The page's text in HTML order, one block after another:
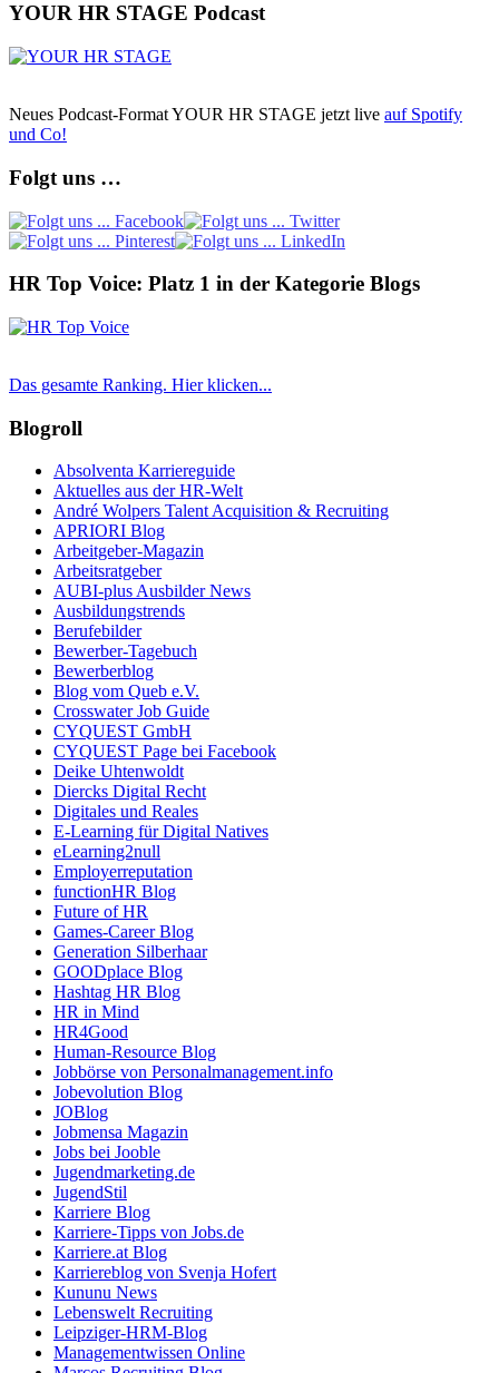
YOUR HR STAGE Podcast
Neues Podcast-Format YOUR HR STAGE jetzt live auf Spotify
und Co!
Folgt uns …
HR Top Voice: Platz 1 in der Kategorie Blogs
Das gesamte Ranking. Hier klicken...
Blogroll
Absolventa Karriereguide
Aktuelles aus der HR-Welt
André Wolpers Talent Acquisition & Recruiting
APRIORI Blog
Arbeitgeber-Magazin
Arbeitsratgeber
AUBI-plus Ausbilder News
Ausbildungstrends
Berufebilder
Bewerber-Tagebuch
Bewerberblog
Blog vom Queb e.V.
Crosswater Job Guide
CYQUEST GmbH
CYQUEST Page bei Facebook
Deike Uhtenwoldt
Diercks Digital Recht
Digitales und Reales
E-Learning für Digital Natives
eLearning2null
Employerreputation
functionHR Blog
Future of HR
Games-Career Blog
Generation Silberhaar
GOODplace Blog
Hashtag HR Blog
HR in Mind
HR4Good
Human-Resource Blog
Jobbörse von Personalmanagement.info
Jobevolution Blog
JOBlog
Jobmensa Magazin
Jobs bei Jooble
Jugendmarketing.de
JugendStil
Karriere Blog
Karriere-Tipps von Jobs.de
Karriere.at Blog
Karriereblog von Svenja Hofert
Kununu News
Lebenswelt Recruiting
Leipziger-HRM-Blog
Managementwissen Online